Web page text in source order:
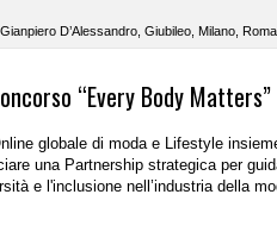
Gianpiero D’Alessandro Giubileo Milano Roma
“Every Body
globale di moda e Lifestyle
una Partnership strategica per
e l'inclusione nell’industria della